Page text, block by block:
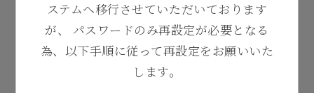
ステムへ移行させていただいております
が、
パスワードのみ再設定が必要となる
為、以下手順に従って再設定をお願いいた
します。